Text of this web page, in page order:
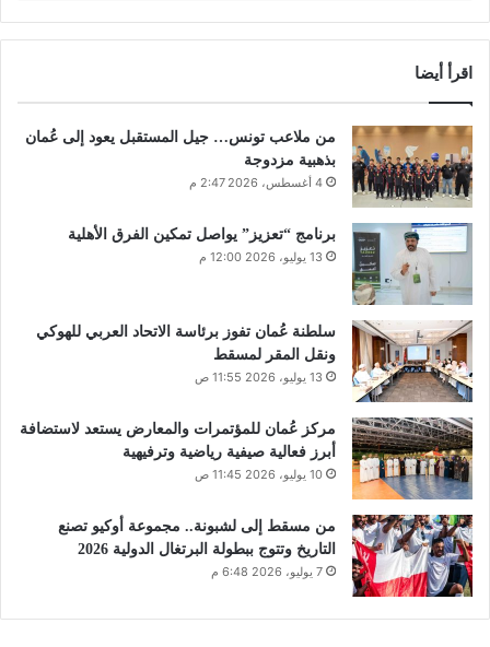
اقرأ أيضا
من ملاعب تونس… جيل المستقبل يعود إلى عُمان
بذهبية مزدوجة
4 أغسطس، 2026 2:47 م
برنامج “تعزيز” يواصل تمكين الفرق الأهلية
13 يوليو، 2026 12:00 م
سلطنة عُمان تفوز برئاسة الاتحاد العربي للهوكي
ونقل المقر لمسقط
13 يوليو، 2026 11:55 ص
مركز عُمان للمؤتمرات والمعارض يستعد لاستضافة
أبرز فعالية صيفية رياضية وترفيهية
10 يوليو، 2026 11:45 ص
من مسقط إلى لشبونة.. مجموعة أوكيو تصنع
التاريخ وتتوج ببطولة البرتغال الدولية 2026
7 يوليو، 2026 6:48 م